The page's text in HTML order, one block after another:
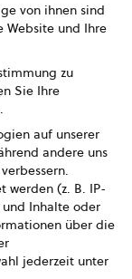
von ihnen sind
Website und Ihre
zu
Sie Ihre
auf unserer
andere uns
werden (z. B. IP-
und Inhalte oder
über die
jederzeit unter